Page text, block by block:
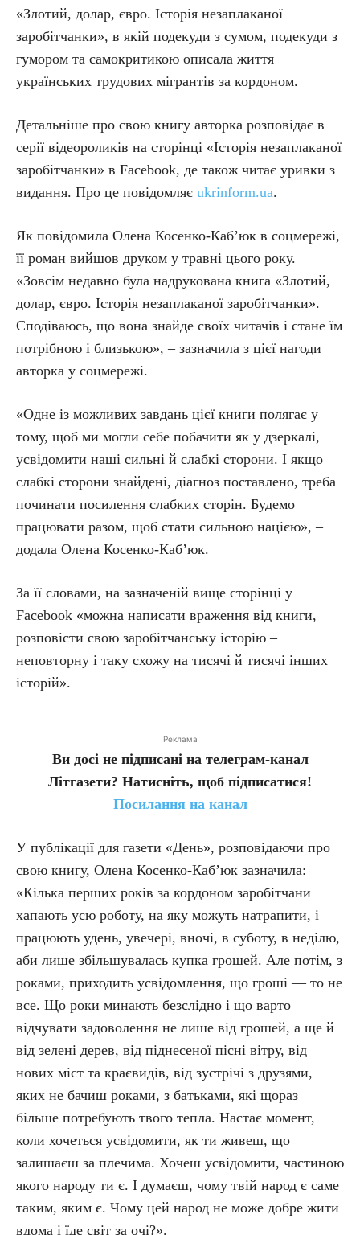
«Злотий, долар, євро. Історія незаплаканої
заробітчанки», в якій подекуди з сумом, подекуди з
гумором та самокритикою описала життя
українських трудових мігрантів за кордоном.
Детальніше про свою книгу авторка розповідає в
серії відеороликів на сторінці «Історія незаплаканої
заробітчанки» в Facebook, де також читає уривки з
видання. Про це повідомляє ukrinform.ua.
Як повідомила Олена Косенко-Каб’юк в соцмережі,
її роман вийшов друком у травні цього року.
«Зовсім недавно була надрукована книга «Злотий,
долар, євро. Історія незаплаканої заробітчанки».
Сподіваюсь, що вона знайде своїх читачів і стане їм
потрібною і близькою», – зазначила з цієї нагоди
авторка у соцмережі.
«Одне із можливих завдань цієї книги полягає у
тому, щоб ми могли себе побачити як у дзеркалі,
усвідомити наші сильні й слабкі сторони. І якщо
слабкі сторони знайдені, діагноз поставлено, треба
починати посилення слабких сторін. Будемо
працювати разом, щоб стати сильною нацією», –
додала Олена Косенко-Каб’юк.
За її словами, на зазначеній вище сторінці у
Facebook «можна написати враження від книги,
розповісти свою заробітчанську історію –
неповторну і таку схожу на тисячі й тисячі інших
історій».
Реклама
Ви досі не підписані на телеграм-канал
Літгазети? Натисніть, щоб підписатися!
Посилання на канал
У публікації для газети «День», розповідаючи про
свою книгу, Олена Косенко-Каб’юк зазначила:
«Кілька перших років за кордоном заробітчани
хапають усю роботу, на яку можуть натрапити, і
працюють удень, увечері, вночі, в суботу, в неділю,
аби лише збільшувалась купка грошей. Але потім, з
роками, приходить усвідомлення, що гроші — то не
все. Що роки минають безслідно і що варто
відчувати задоволення не лише від грошей, а ще й
від зелені дерев, від піднесеної пісні вітру, від
нових міст та краєвидів, від зустрічі з друзями,
яких не бачиш роками, з батьками, які щораз
більше потребують твого тепла. Настає момент,
коли хочеться усвідомити, як ти живеш, що
залишаєш за плечима. Хочеш усвідомити, частиною
якого народу ти є. І думаєш, чому твій народ є саме
таким, яким є. Чому цей народ не може добре жити
вдома і їде світ за очі?».